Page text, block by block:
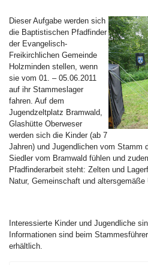
Dieser Aufgabe werden sich
die Baptistischen Pfadfinder
der Evangelisch-
Freikirchlichen Gemeinde
Holzminden stellen, wenn
sie vom 01. – 05.06.2011
auf ihr Stammeslager
fahren. Auf dem
Jugendzeltplatz Bramwald,
Glashütte Oberweser
werden sich die Kinder (ab 7
Jahren) und Jugendlichen vom Stamm
Siedler vom Bramwald fühlen und
Pfadfinderarbeit steht: Zelten und
Natur, Gemeinschaft und
Interessierte Kinder und Jugendliche
Informationen sind beim
erhältlich.